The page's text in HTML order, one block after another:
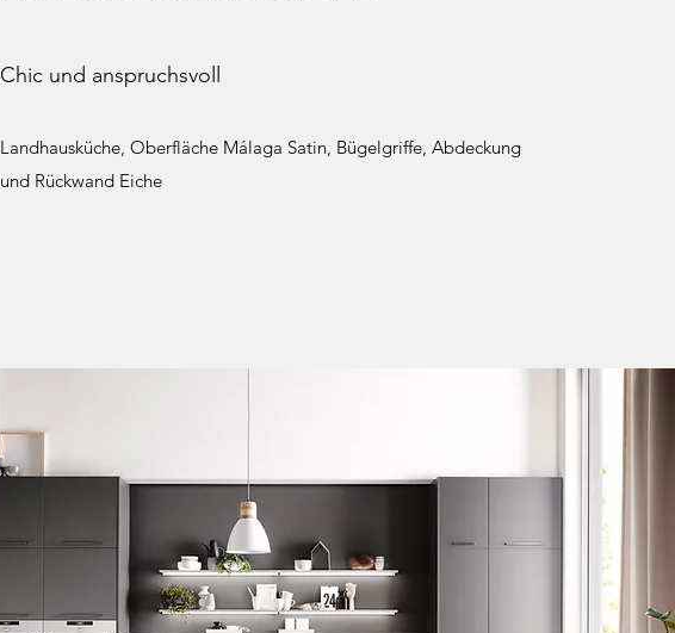
Chic und anspruchsvoll
Landhausküche, Oberfläche Málaga Satin, Bügelgriffe, Abdeckung
und Rückwand Eiche